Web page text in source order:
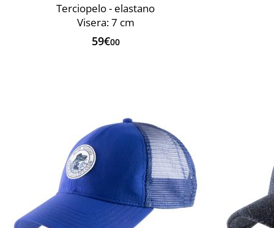
Terciopelo - elastano
Visera: 7 cm
59€00